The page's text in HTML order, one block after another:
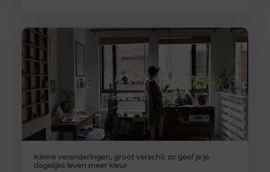
Kleine veranderingen, groot verschil: zo geef je je
dagelijks leven meer kleur